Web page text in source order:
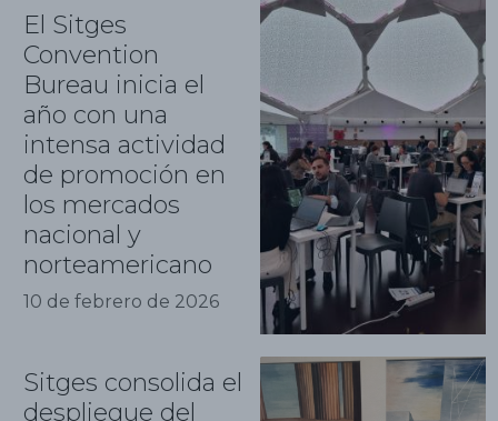
El Sitges
Convention
Bureau inicia el
año con una
intensa actividad
de promoción en
los mercados
nacional y
norteamericano
10 de febrero de 2026
Sitges consolida el
despliegue del